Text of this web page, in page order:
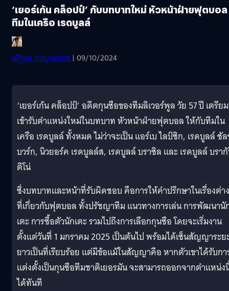
‘เยอร์เก้น คล็อปป์’ กับบทบาทใหม่ หัวหน้าฝ่ายฟุตบอล
ทีมในเครือ เรดบูลล์
ณัฐพล​ กาญ​จ​นะ​คช | 09/10/2024
‘เยอร์เก้น คล็อปป์’ อดีตกุนซือของทีมลิเวอร์พูล วัย 57 ปี เตรียม
เข้ารับตำแหน่งใหม่ในบทบาท หัวหน้าฝ่ายฟุตบอล ให้กับทีมใน
เครือ เรดบูลล์ ทั้งหมด ไม่ว่าจะเป็น แอร์เบ ไลป์ซิก, เรดบูลล์ ซั
บวร์ก, นิวยอร์ค เรดบูลล์ส, เรดบูลล์ บราซิล และ เรดบูลล์ บรา
ติโน่
ซึ่งบทบาทและหน้าที่รับผิดชอบ คือการให้คำปรึกษาในเรื่องต่า
ที่เกี่ยวกับฟุตบอล ทั้งปรัชญาทีม แนวทางการเล่น การพัฒนานั
เตะ การซื้อตัวนักเตะ รวมไปถึงการเลือกกุนซือ โดยจะเริ่มงาน
ตั้งแต่วันที่ 1 มกราคม 2025 เป็นต้นไป พร้อมได้เซ็นสัญญาระย
ยาวเป็นที่เรียบร้อย แต่มีข้อแม้ในสัญญาคือ หากตัวเขาได้รับกา
แต่งตั้งเป็นกุนซือทีมชาติเยอรมัน จะสามารถออกจากตำแหน่ง
ได้ทันที